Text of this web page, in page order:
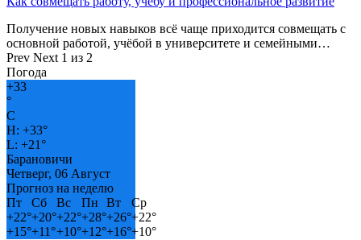
Получение новых навыков всё чаще приходится совмещать с
основной работой, учёбой в университете и семейными…
Prev Next 1 из 2
Погода
+33
°
C
H: +33°
L: +21°
Барановичи
Четверг, 06 Август
Прогноз на неделю
Пт
Сб Вс Пн Вт
Ср
+22°+20°+22°+28°+26°+22°
+15°+11°+10°+12°+16°+10°